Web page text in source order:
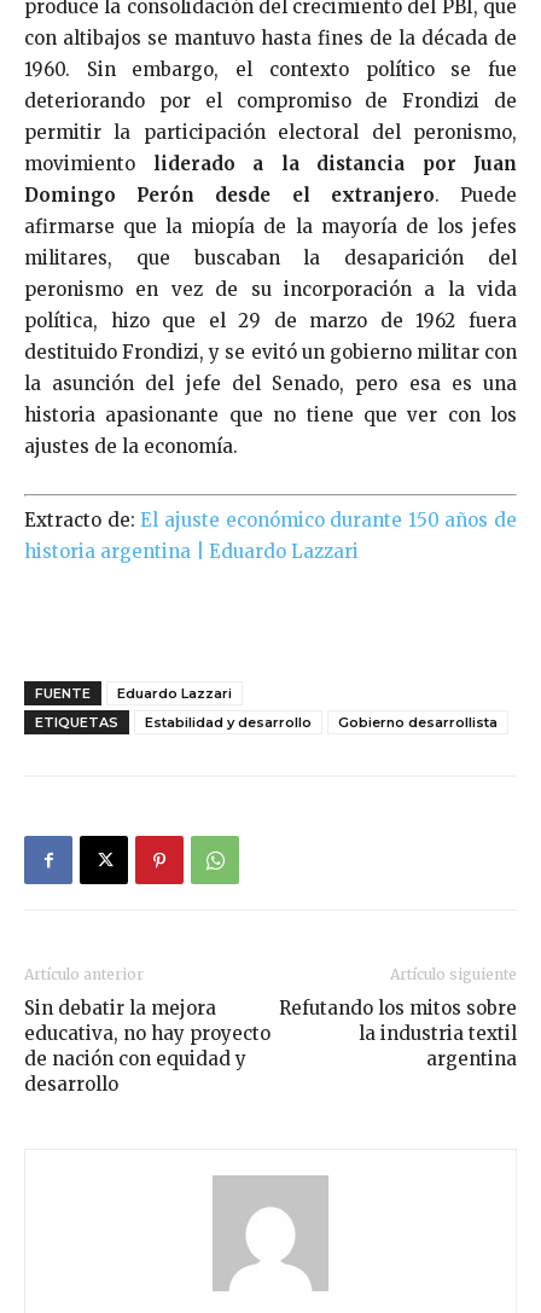
produce la consolidación del crecimiento del PBI, que
con altibajos se mantuvo hasta fines de la década de
1960. Sin embargo, el contexto político se fue
deteriorando por el compromiso de Frondizi de
permitir la participación electoral del peronismo,
movimiento liderado a la distancia por Juan
Domingo Perón desde el extranjero. Puede
afirmarse que la miopía de la mayoría de los jefes
militares, que buscaban la desaparición del
peronismo en vez de su incorporación a la vida
política, hizo que el 29 de marzo de 1962 fuera
destituido Frondizi, y se evitó un gobierno militar con
la asunción del jefe del Senado, pero esa es una
historia apasionante que no tiene que ver con los
ajustes de la economía.
Extracto de:El ajuste económico durante 150 años de
historia argentina | Eduardo Lazzari
FUENTE
Eduardo Lazzari
ETIQUETAS
Estabilidad y desarrollo Gobierno desarrollista
Artículo anterior
Sin debatir la mejora
educativa, no hay proyecto
de nación con equidad y
desarrollo
Artículo siguiente
Refutando los mitos sobre
la industria textil
argentina